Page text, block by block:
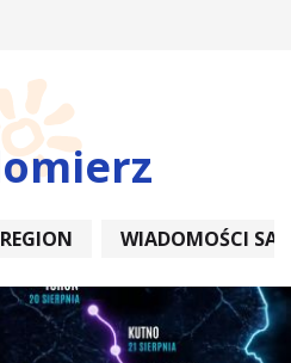
REGION WIADOMOŚCI